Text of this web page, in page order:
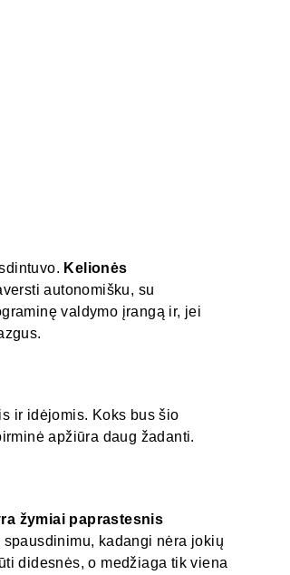
Kelionės
autonomišku, su
valdymo įrangą ir, jei
ir idėjomis. Koks bus šio
apžiūra daug žadanti.
žymiai paprastesnis
kadangi nėra jokių
didesnės, o medžiaga tik viena